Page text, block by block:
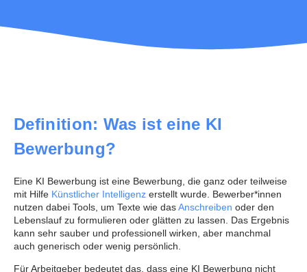
Definition: Was ist eine KI
Bewerbung?
Eine KI Bewerbung ist eine Bewerbung, die ganz oder teilweise
mit Hilfe Künstlicher Intelligenz erstellt wurde. Bewerber*innen
nutzen dabei Tools, um Texte wie dasAnschreiben oder den
Lebenslauf zu formulieren oder glätten zu lassen. Das Ergebnis
kann sehr sauber und professionell wirken, aber manchmal
auch generisch oder wenig persönlich.
Für Arbeitgeber bedeutet das, dass eine KI Bewerbung nicht